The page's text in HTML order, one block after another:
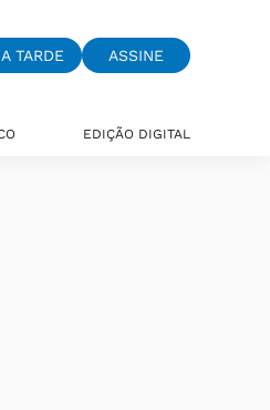
TARDE ASSINE
EDIÇÃO DIGITAL